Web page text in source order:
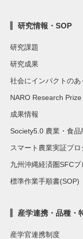
研究情報・SOP
研究課題
研究成果
社会にインパクトのあ
NARO Research Prize
成果情報
Society5.0 農業・食
スマート農業実証プロ
九州沖縄経済圏SFCプ
標準作業手順書(SOP)
産学連携・品種・
産学官連携制度